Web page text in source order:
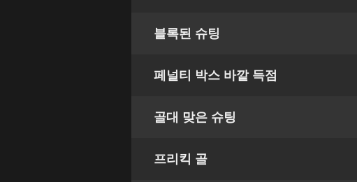
블록된 슈팅
페널티 박스 바깥 득점
골대 맞은 슈팅
프리킥 골